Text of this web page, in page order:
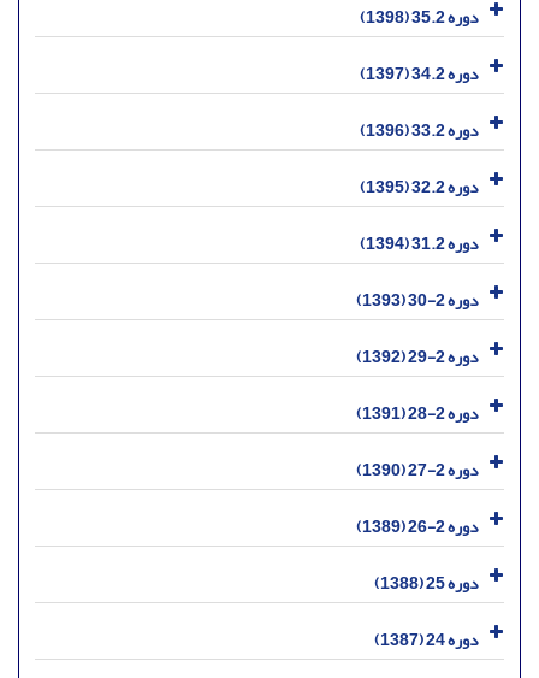
دوره 35.2 (1398)
دوره 34.2 (1397)
دوره 33.2 (1396)
دوره 32.2 (1395)
دوره 31.2 (1394)
دوره 2-30 (1393)
دوره 2-29 (1392)
دوره 2-28 (1391)
دوره 2-27 (1390)
دوره 2-26 (1389)
دوره 25 (1388)
دوره 24 (1387)